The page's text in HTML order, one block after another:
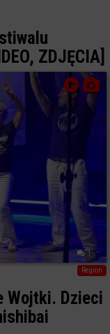
ZDJĘCIA]
1
Region
Wojtki. Dzieci